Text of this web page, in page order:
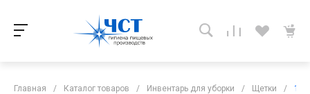
Главная / Каталог товаров / Инвентарь для уборки / Щетки /